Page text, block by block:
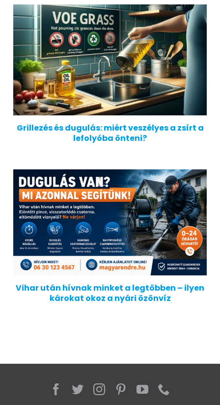
Grillezés és dugulás: miért veszélyes a zsírt a
lefolyóba önteni?
Vihar után hívnak minket a legtöbben – ilyen
károkat okoz a nyári özönvíz